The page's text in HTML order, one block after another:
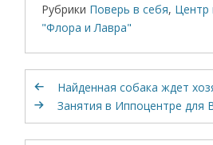
Рубрики Поверь в себя, Центр
"Флора и Лавра"
Найденная собака ждет
Занятия в Иппоцентре для